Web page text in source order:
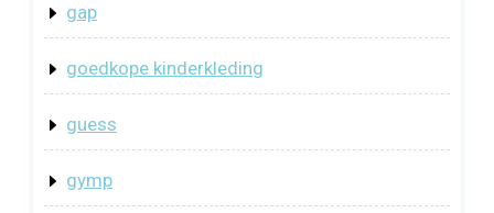
gap
goedkope kinderkleding
guess
gymp